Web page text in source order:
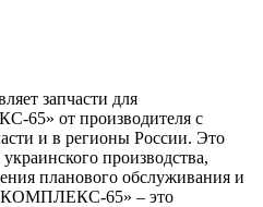
запчасти для
65» от производителя с
и в регионы России. Это
производства,
планового обслуживания и
65» – это